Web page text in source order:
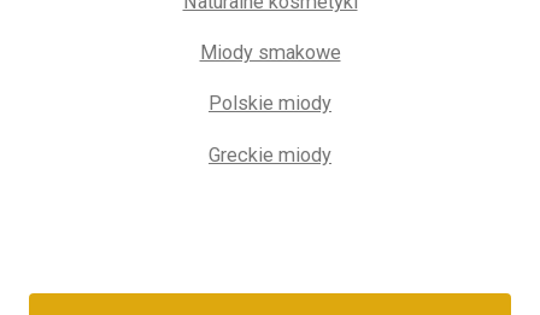
Miody smakowe
Polskie miody
Greckie miody